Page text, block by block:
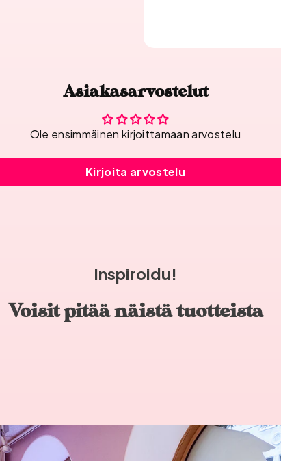
Asiakasarvostelut
Ole ensimmäinen kirjoittamaan arvostelu
Kirjoita arvostelu
Inspiroidu!
Voisit pitää näistä tuotteista